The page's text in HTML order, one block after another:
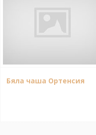
Бяла чаша Ортенсия